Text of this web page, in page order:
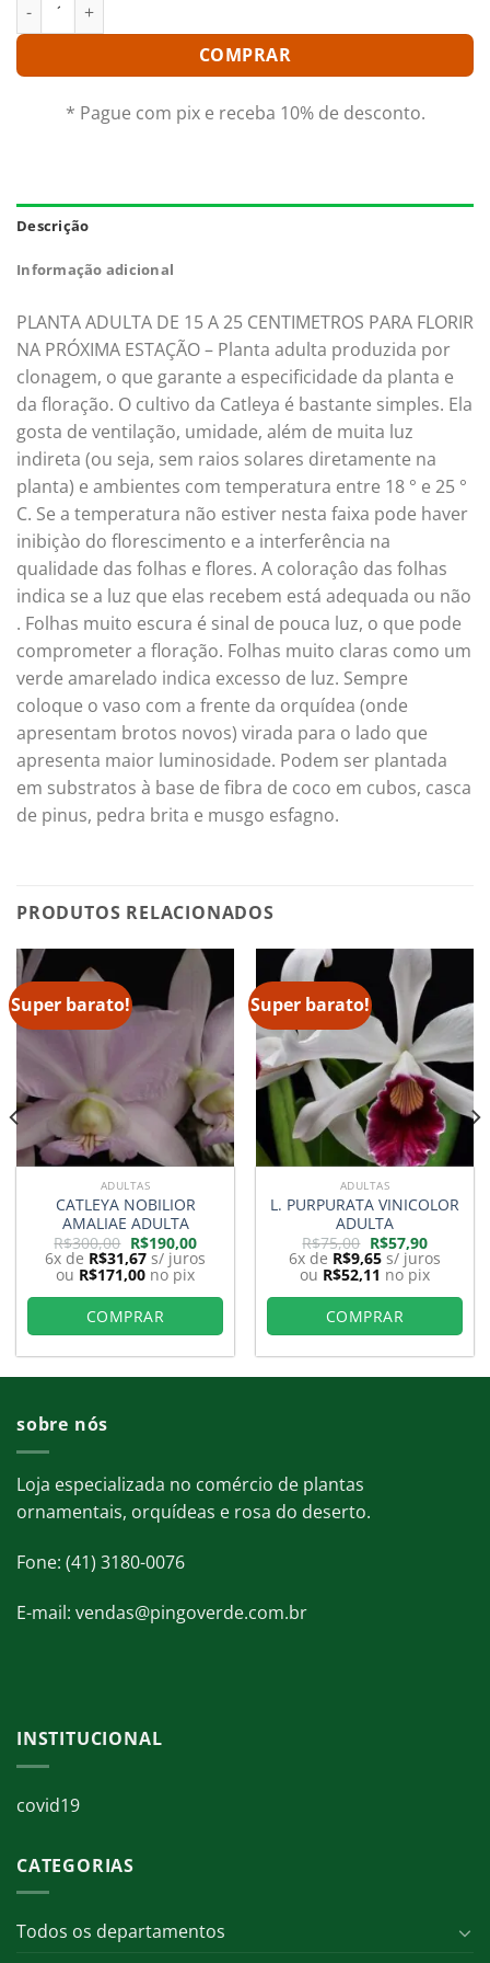
COMPRAR
* Pague com pix e receba 10% de desconto.
Descrição
Informação adicional
PLANTA ADULTA DE 15 A 25 CENTIMETROS PARA FLORIR
NA PRÓXIMA ESTAÇÃO – Planta adulta produzida por
clonagem, o que garante a especificidade da planta e
da floração. O cultivo da Catleya é bastante simples. Ela
gosta de ventilação, umidade, além de muita luz
indireta (ou seja, sem raios solares diretamente na
planta) e ambientes com temperatura entre 18 ° e 25 °
C. Se a temperatura não estiver nesta faixa pode haver
inibiçào do florescimento e a interferência na
qualidade das folhas e flores. A coloraçâo das folhas
indica se a luz que elas recebem está adequada ou não
. Folhas muito escura é sinal de pouca luz, o que pode
comprometer a floração. Folhas muito claras como um
verde amarelado indica excesso de luz. Sempre
coloque o vaso com a frente da orquídea (onde
apresentam brotos novos) virada para o lado que
apresenta maior luminosidade. Podem ser plantada
em substratos à base de fibra de coco em cubos, casca
de pinus, pedra brita e musgo esfagno.
PRODUTOS RELACIONADOS
Super barato!
ADULTAS
CATLEYA NOBILIOR
AMALIAE ADULTA
R$300,00 O
preço
original
era:
R$300,00.
R$190,00O
preço
atual
R$190,00.
6x de R$31,67 s/ juros
ou R$171,00 no pix
COMPRAR
Super barato!
ADULTAS
L. PURPURATA VINICOLOR
ADULTA
R$75,00 O
preço
original
era:
R$75,00.
R$57,90O
preço
atual
é:
R$57,90.
6x de R$9,65 s/ juros
ou R$52,11 no pix
COMPRAR
sobre nós
Loja especializada no comércio de plantas
ornamentais, orquídeas e rosa do deserto.
Fone: (41) 3180-0076
E-mail: vendas@pingoverde.com.br
INSTITUCIONAL
covid19
CATEGORIAS
Todos os departamentos